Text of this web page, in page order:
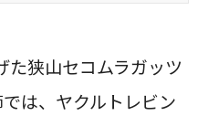
た狭山セコムラガッツ
は、ヤクルトレビン